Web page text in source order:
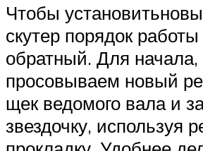
Чтобы
скутер порядок работы
обратный. Для начала,
просовываем новый
щек ведомого вала и
звездочку, используя